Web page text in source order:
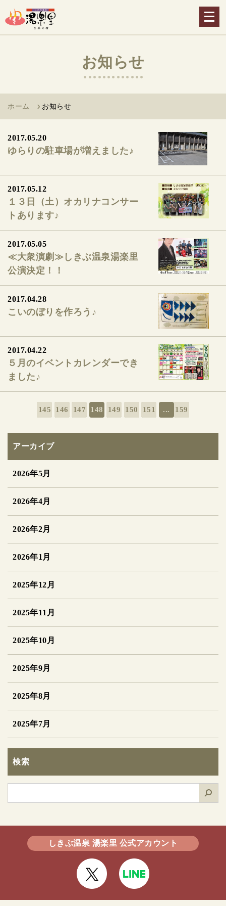
メ
ニ
ュ
お知らせ
ホーム お知らせ
2017.05.20
ゆらりの駐車場が増えました♪
2017.05.12
１３日（土）オカリナコンサー
トあります♪
2017.05.05
≪大衆演劇≫しきぶ温泉湯楽里
公演決定！！
2017.04.28
こいのぼりを作ろう♪
2017.04.22
５月のイベントカレンダーでき
ました♪
145 146 147 148 149 150 151 ... 159
アーカイブ
2026年5月
2026年4月
2026年2月
2026年1月
2025年12月
2025年11月
2025年10月
2025年9月
2025年8月
2025年7月
検索
しきぶ温泉 湯楽里 公式アカウント